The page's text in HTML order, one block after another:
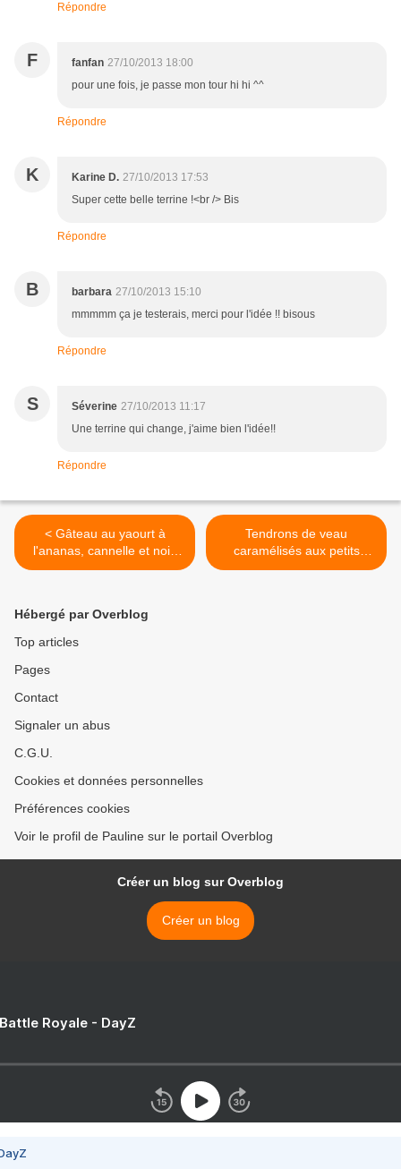
Répondre
F fanfan 27/10/2013 18:00
pour une fois, je passe mon tour hi hi ^^
Répondre
K Karine D. 27/10/2013 17:53
Super cette belle terrine !<br /> Bis
Répondre
B barbara 27/10/2013 15:10
mmmmm ça je testerais, merci pour l'idée !! bisous
Répondre
S Séverine 27/10/2013 11:17
Une terrine qui change, j'aime bien l'idée!!
Répondre
< Gâteau au yaourt à
l'ananas, cannelle et noix
de coco
Tendrons de veau
caramélisés aux petits
oignons >
Hébergé par Overblog
Top articles
Pages
Contact
Signaler un abus
C.G.U.
Cookies et données personnelles
Préférences cookies
Voir le profil de Pauline sur le portail Overblog
Créer un blog sur Overblog
Créer un blog
Royale - DayZ